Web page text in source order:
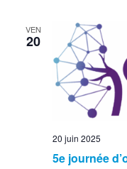
VEN
20
5e journée
20 juin 2025